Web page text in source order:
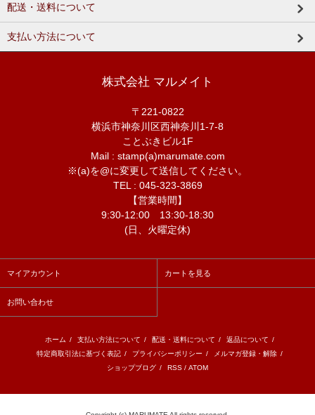
配送・送料について
支払い方法について
株式会社 マルメイト
〒221-0822
横浜市神奈川区西神奈川1-7-8
ことぶきビル1F
Mail : stamp(a)marumate.com
※(a)を@に変更して送信してください。
TEL : 045-323-3869
【営業時間】
9:30-12:00 13:30-18:30
(日、火曜定休)
マイアカウント カートを見る
お問い合わせ
ホーム / 支払い方法について / 配送・送料について / 返品について /
特定商取引法に基づく表記 / プライバシーポリシー / メルマガ登録・解除 /
ショップブログ / RSS / ATOM